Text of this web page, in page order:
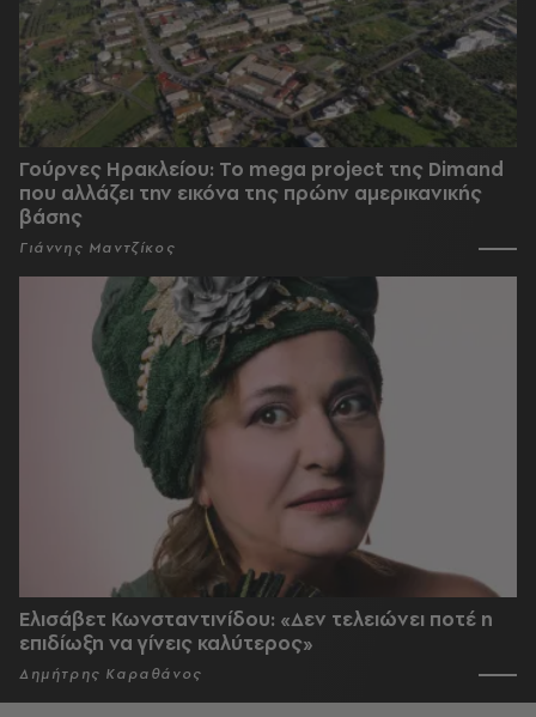
Γούρνες Ηρακλείου: To mega project της Dimand
που αλλάζει την εικόνα της πρώην αμερικανικής
βάσης
Γιάννης Μαντζίκος
Ελισάβετ Κωνσταντινίδου: «Δεν τελειώνει ποτέ η
επιδίωξη να γίνεις καλύτερος»
Δημήτρης Καραθάνος